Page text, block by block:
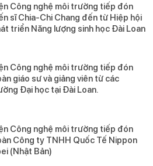
Công nghệ môi trường tiếp đón
sĩ Chia-Chi Chang đến từ Hiệp hội
triển Năng lượng sinh học Đài Loan
Công nghệ môi trường tiếp đón
giáo sư và giảng viên từ các
Đại học tại Đài Loan.
Công nghệ môi trường tiếp đón
Công ty TNHH Quốc Tế Nippon
(Nhật Bản)